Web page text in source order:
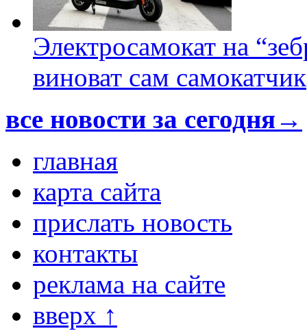
Электросамокат на
виноват сам самокатчик
все новости за сегодня→
главная
карта сайта
прислать новость
контакты
реклама на сайте
вверх ↑